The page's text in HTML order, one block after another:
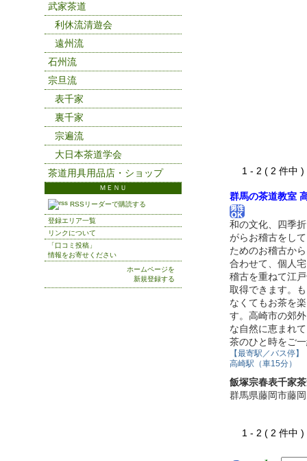
1 - 2 ( 2 件
群馬の茶道教室
和の文化、四季
がらお稽古をし
ためのお稽古か
合わせて、個人
稽古を重ねて江
取得できます。
なくてもお茶を
す。高崎市の郊
な自然に恵まれ
茶のひと時をご
【最寄駅／バス停】
高崎駅（車15分）
飯塚宗春表千家
群馬県藤岡市藤
1 - 2 ( 2 件
武家茶道
利休流清遊会
遠州流
石州流
宗旦流
表千家
裏千家
宗遍流
大日本茶道学会
茶道用具用品店・ショップ
ＭＥＮＵ
RSSリーダーで購読する
登録エリア一覧
リンクについて
「口コミ投稿」
情報をお寄せください
ホームページを
新規登録する